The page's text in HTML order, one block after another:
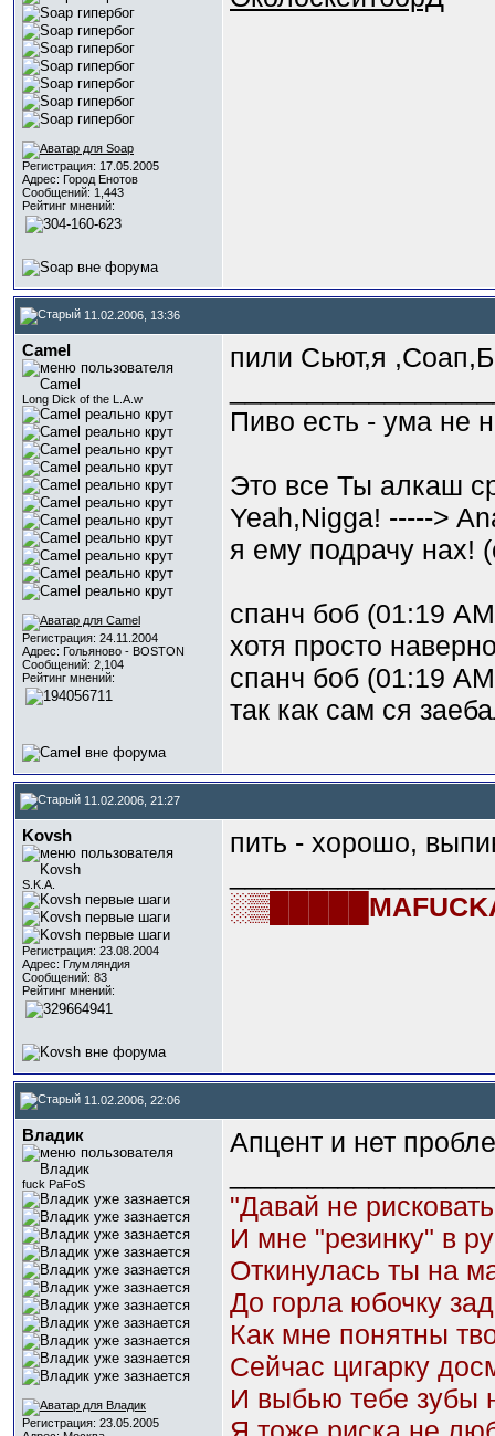
Регистрация: 17.05.2005
Адрес: Город Енотов
Сообщений: 1,443
Рейтинг мнений:
11.02.2006, 13:36
Camel
Long Dick of the L.A.w
Регистрация: 24.11.2004
Адрес: Гольяново - BOSTON
Сообщений: 2,104
Рейтинг мнений:
пили Сьют,я
Пиво есть - ума не
Это все Ты алкаш
Yeah,Nigga! ----->
я ему подрачу нах!
спанч боб (01:19
хотя просто
спанч боб (01:19
так как сам ся
11.02.2006, 21:27
Kovsh
S.K.A.
Регистрация: 23.08.2004
Адрес: Глумляндия
Сообщений: 83
Рейтинг мнений:
пить - хорошо,
11.02.2006, 22:06
Владик
fuck PaFoS
Регистрация: 23.05.2005
Апцент и нет
"Давай не
И мне "резинку" в
Откинулась ты на
До горла юбочку
Как мне понятны
Сейчас цигарку
И выбью тебе зубы